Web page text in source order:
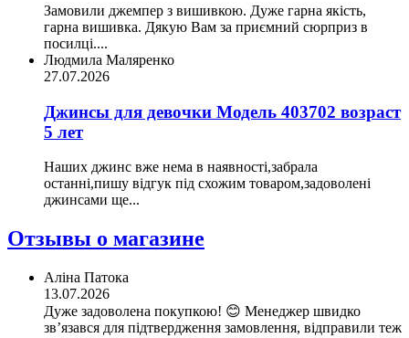
Замовили джемпер з вишивкою. Дуже гарна якість,
гарна вишивка. Дякую Вам за приємний сюрприз в
посилці....
Людмила Маляренко
27.07.2026
Джинсы для девочки Модель 403702 возраст
5 лет
Наших джинс вже нема в наявності,забрала
останні,пишу відгук під схожим товаром,задоволені
джинсами ще...
Отзывы о магазине
Аліна Патока
13.07.2026
Дуже задоволена покупкою! 😊 Менеджер швидко
зв’язався для підтвердження замовлення, відправили теж